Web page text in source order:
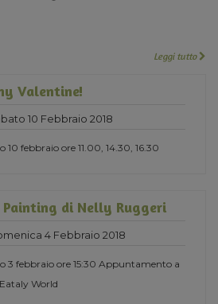
Leggi tutto
Valentine!
10 Febbraio 2018
10 febbraio ore 11.00, 14.30, 16.30
Painting di Nelly Ruggeri
4 Febbraio 2018
3 febbraio ore 15:30 Appuntamento a
World